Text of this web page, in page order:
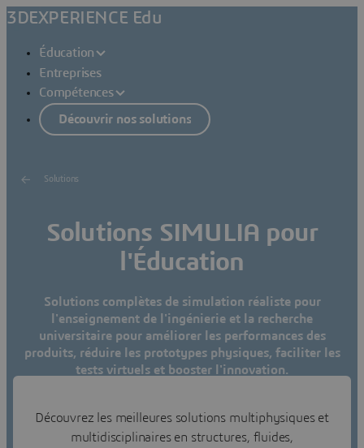
3DEXPERIENCE Edu
Éducation
Entreprises
Compétences
Découvrir nos solutions
Solutions
Solutions SIMULIA pour
l'Éducation
Solutions complètes de simulation réaliste pour
l'enseignement de l'ingénierie et la recherche
universitaire pour améliorer les performances des
produits, réduire les prototypes physiques, faciliter les
tests virtuels et booster l'innovation.
Découvrez les meilleures solutions multiphysiques et
multidisciplinaires en structures, fluides,